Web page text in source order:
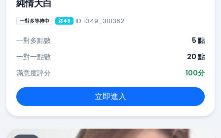
純情大白
一對多等待中 i349 ID: i349_301362
一對多點數
5 點
一對一點數
20 點
滿意度評分
100分
立即進入